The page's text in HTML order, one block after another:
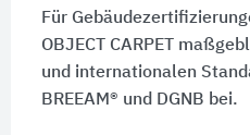
Für
OBJECT CARPET
und internationalen
BREEAM® und DGNB bei.